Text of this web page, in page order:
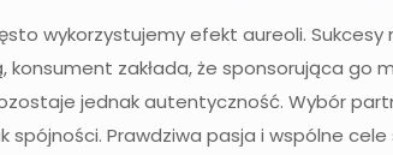
wykorzystujemy efekt aureoli.
konsument zakłada, że sponsorująca
jednak autentyczność. Wybór
spójności. Prawdziwa pasja i wspólne